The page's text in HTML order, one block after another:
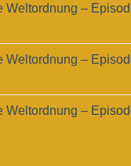
Weltordnung –
Weltordnung –
Weltordnung –